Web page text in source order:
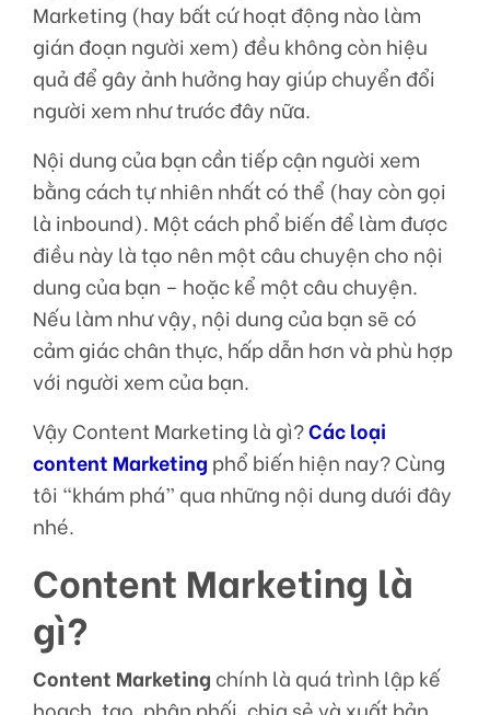
Marketing (hay bất cứ hoạt động nào làm
gián đoạn người xem) đều không còn hiệu
quả để gây ảnh hưởng hay giúp chuyển đổi
người xem như trước đây nữa.
Nội dung của bạn cần tiếp cận người xem
bằng cách tự nhiên nhất có thể (hay còn gọi
là inbound). Một cách phổ biến để làm được
điều này là tạo nên một câu chuyện cho nội
dung của bạn – hoặc kể một câu chuyện.
Nếu làm như vậy, nội dung của bạn sẽ có
cảm giác chân thực, hấp dẫn hơn và phù hợp
với người xem của bạn.
Vậy Content Marketing là gì?Các loại
content Marketing phổ biến hiện nay? Cùng
tôi “khám phá” qua những nội dung dưới đây
nhé.
Content Marketing là
gì?
Content Marketing chính là quá trình lập kế